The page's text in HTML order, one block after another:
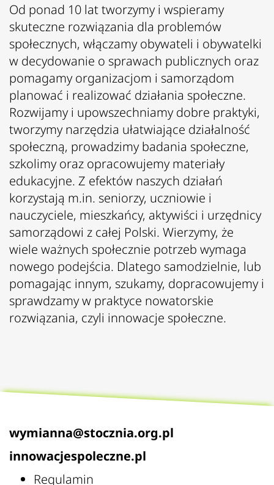
Od ponad 10 lat tworzymy i wspieramy
skuteczne rozwiązania dla problemów
społecznych, włączamy obywateli i obywatelki
w decydowanie o sprawach publicznych oraz
pomagamy organizacjom i samorządom
planować i realizować działania społeczne.
Rozwijamy i upowszechniamy dobre praktyki,
tworzymy narzędzia ułatwiające działalność
społeczną, prowadzimy badania społeczne,
szkolimy oraz opracowujemy materiały
edukacyjne. Z efektów naszych działań
korzystają m.in. seniorzy, uczniowie i
nauczyciele, mieszkańcy, aktywiści i urzędnicy
samorządowi z całej Polski. Wierzymy, że
wiele ważnych społecznie potrzeb wymaga
nowego podejścia. Dlatego samodzielnie, lub
pomagając innym, szukamy, dopracowujemy i
sprawdzamy w praktyce nowatorskie
rozwiązania, czyli innowacje społeczne.
wymianna@stocznia.org.pl
innowacjespoleczne.pl
Regulamin